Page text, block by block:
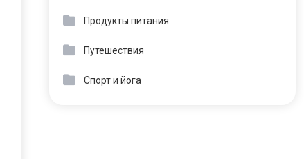
Продукты питания
Путешествия
Спорт и йога